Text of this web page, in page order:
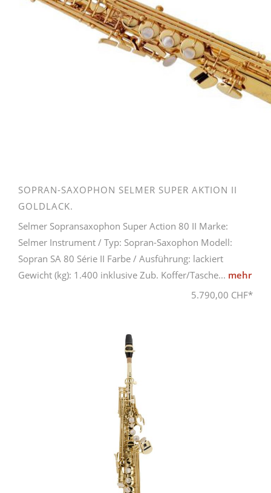
SOPRAN-SAXOPHON SELMER SUPER AKTION II
GOLDLACK.
Selmer Sopransaxophon Super Action 80 II Marke:
Selmer Instrument / Typ: Sopran-Saxophon Modell:
Sopran SA 80 Série II Farbe / Ausführung: lackiert
Gewicht (kg): 1.400 inklusive Zub. Koffer/Tasche... mehr
5.790,00 CHF*